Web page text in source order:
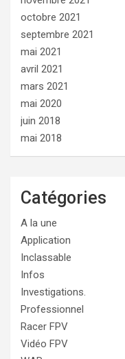
octobre 2021
septembre 2021
mai 2021
avril 2021
mars 2021
mai 2020
juin 2018
mai 2018
Catégories
A la une
Application
Inclassable
Infos
Investigations.
Professionnel
Racer FPV
Vidéo FPV